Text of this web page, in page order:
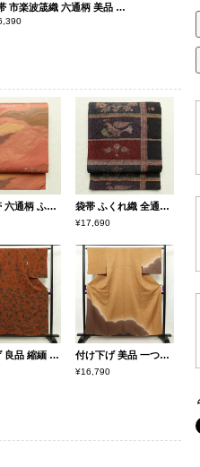
袋帯 市楽波筬織 六通柄 美品 一般用 正絹 縞柄・線柄 リサイクル帯 帯 洒落 多色使い
名古屋帯 六通柄 ふくれ織 正絹 幾何学柄・抽象柄 名古屋仕立て なごや帯 リサイクル帯 帯 橙 袋帯 ふくれ織 全通柄 良品 一般用 正絹 花柄 多色使い
¥17,690
付け下げ 良品 縮緬 正絹 木の葉・植物柄 身丈157.5cm 裄丈63.5cm 袷仕立て 橙 付け下げ 美品 一つ紋付き 正絹 ふくれ織 身丈158cm 裄丈65.5cm 幾何学柄・抽象柄 袷仕立て 茶
¥16,790